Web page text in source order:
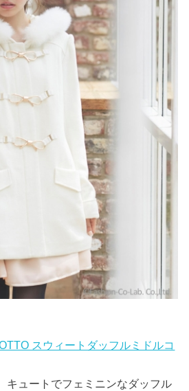
スウィートダッフルミドルコ
キュートでフェミニンなダッフル